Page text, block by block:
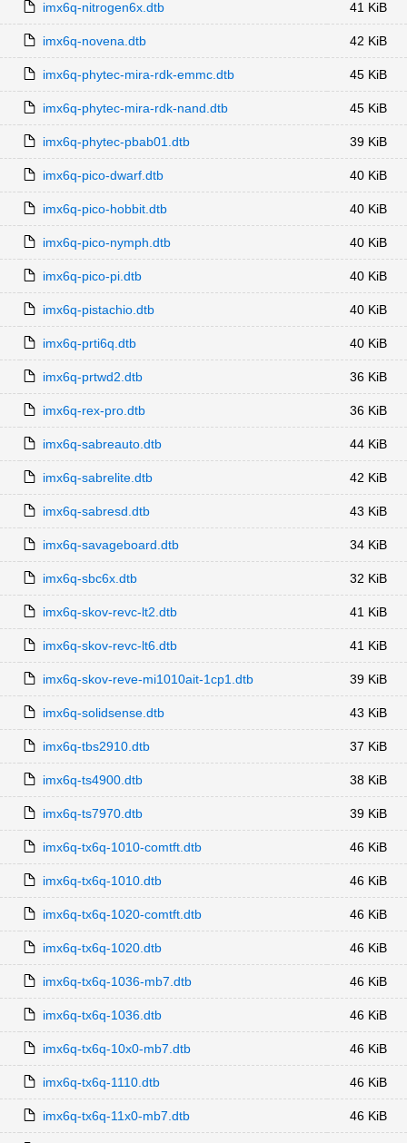
imx6q-nitrogen6x.dtb 41 KiB
imx6q-novena.dtb 42 KiB
imx6q-phytec-mira-rdk-emmc.dtb 45 KiB
imx6q-phytec-mira-rdk-nand.dtb 45 KiB
imx6q-phytec-pbab01.dtb 39 KiB
imx6q-pico-dwarf.dtb 40 KiB
imx6q-pico-hobbit.dtb 40 KiB
imx6q-pico-nymph.dtb 40 KiB
imx6q-pico-pi.dtb 40 KiB
imx6q-pistachio.dtb 40 KiB
imx6q-prti6q.dtb 40 KiB
imx6q-prtwd2.dtb 36 KiB
imx6q-rex-pro.dtb 36 KiB
imx6q-sabreauto.dtb 44 KiB
imx6q-sabrelite.dtb 42 KiB
imx6q-sabresd.dtb 43 KiB
imx6q-savageboard.dtb 34 KiB
imx6q-sbc6x.dtb 32 KiB
imx6q-skov-revc-lt2.dtb 41 KiB
imx6q-skov-revc-lt6.dtb 41 KiB
imx6q-skov-reve-mi1010ait-1cp1.dtb 39 KiB
imx6q-solidsense.dtb 43 KiB
imx6q-tbs2910.dtb 37 KiB
imx6q-ts4900.dtb 38 KiB
imx6q-ts7970.dtb 39 KiB
imx6q-tx6q-1010-comtft.dtb 46 KiB
imx6q-tx6q-1010.dtb 46 KiB
imx6q-tx6q-1020-comtft.dtb 46 KiB
imx6q-tx6q-1020.dtb 46 KiB
imx6q-tx6q-1036-mb7.dtb 46 KiB
imx6q-tx6q-1036.dtb 46 KiB
imx6q-tx6q-10x0-mb7.dtb 46 KiB
imx6q-tx6q-1110.dtb 46 KiB
imx6q-tx6q-11x0-mb7.dtb 46 KiB